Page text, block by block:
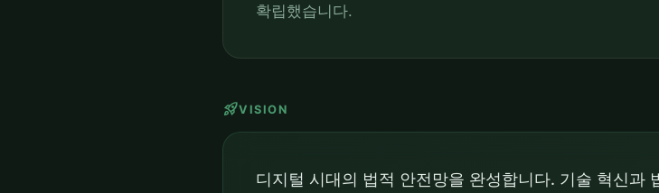
확립했습니다.
rocket_launchVISION
디지털 시대의 법적 안전망을 완성합니다. 기술 혁신과